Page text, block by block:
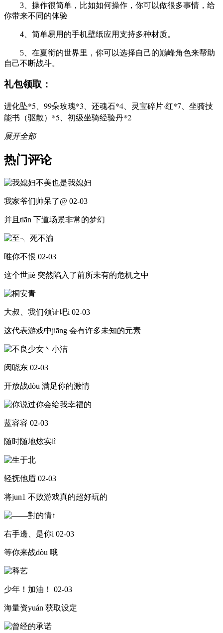
3、操作很简单，比如如何操作，你可以做很多事情，给
你带来不同的体验
4、简单易用的手机壁纸应用支持多种材质。
5、在夏衔的世界里，你可以选择自己的巅峰角色来帮助
自己不断战斗。
礼包领取：
进化坠*5、99朵玫瑰*3、还魂石*4、灵宝碎片·红*7、坐骑技
能书（驱散）*5、初级坐骑经验丹*2
展开全部
热门评论
我家爷们帅呆了@ 02-03
并且tiān 下道场景非常的梦幻
唯你不恨 02-03
这个世jiè 突然陷入了前所未有的危机之中
大叔、我们领证吧i 02-03
这代表游戏中jiāng 会有许多未知的元素
闵晓东 02-03
开放战dòu 满足你的激情
蓝容容 02-03
随时随地炫实lì
轻抚他眉 02-03
将jun1 不败游戏真的超好玩的
右手邊、是你i 02-03
等你来战dòu 哦
少年！加油！ 02-03
海量资yuán 获取设定